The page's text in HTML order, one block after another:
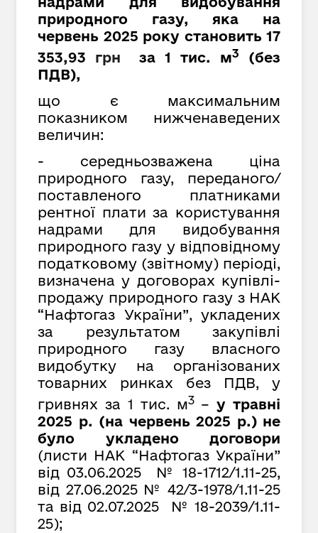
природного газу, яка на
червень 2025 року становить 17
353,93 грн за 1 тис. м3 (без
ПДВ),
що є максимальним
показником нижченаведених
величин:
- середньозважена ціна
природного газу, переданого/
поставленого платниками
рентної плати за користування
надрами для видобування
природного газу у відповідному
податковому (звітному) періоді,
визначена у договорах купівлі-
продажу природного газу з НАК
“Нафтогаз України”, укладених
за результатом закупівлі
природного газу власного
видобутку на організованих
товарних ринках без ПДВ, у
гривнях за 1 тис. м3 – у травні
2025 р. (на червень 2025 р.) не
було укладено договори
(листи НАК “Нафтогаз України”
від 03.06.2025 № 18-1712/1.11-25,
від 27.06.2025 № 42/3-1978/1.11-25
та від 02.07.2025 № 18-2039/1.11-
25);